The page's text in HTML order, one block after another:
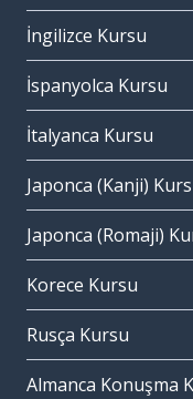
İngilizce Kursu
İspanyolca Kursu
İtalyanca Kursu
Japonca (Kanji)
Japonca (Romaji)
Korece Kursu
Rusça Kursu
Almanca Konuşma